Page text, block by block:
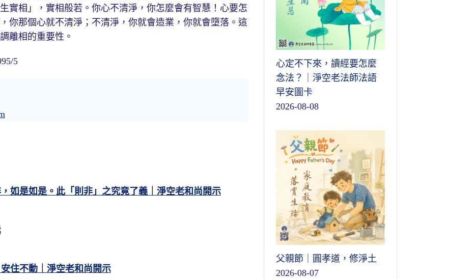
實相」，實相般若。你心不清淨，你怎麼會有智慧！心要怎
你那個心就不清淨；不清淨，你就會造業，你就會墮落。這
離相的重要性。
5
如是如是。此「則非」之究竟了義｜淨空老和尚開示
住不動｜淨空老和尚開示
心定不下來，讀經要怎麼
念法？｜淨空老法師法語
早安圖卡
2026-08-08
父親節｜圓孝道，修淨土
2026-08-07